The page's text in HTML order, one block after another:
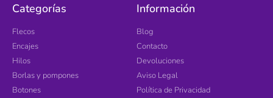
Categorías
Flecos
Encajes
Hilos
Borlas y pompones
Botones
Información
Blog
Contacto
Devoluciones
Aviso Legal
Política de Privacidad